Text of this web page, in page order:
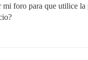
foro para que utilice la